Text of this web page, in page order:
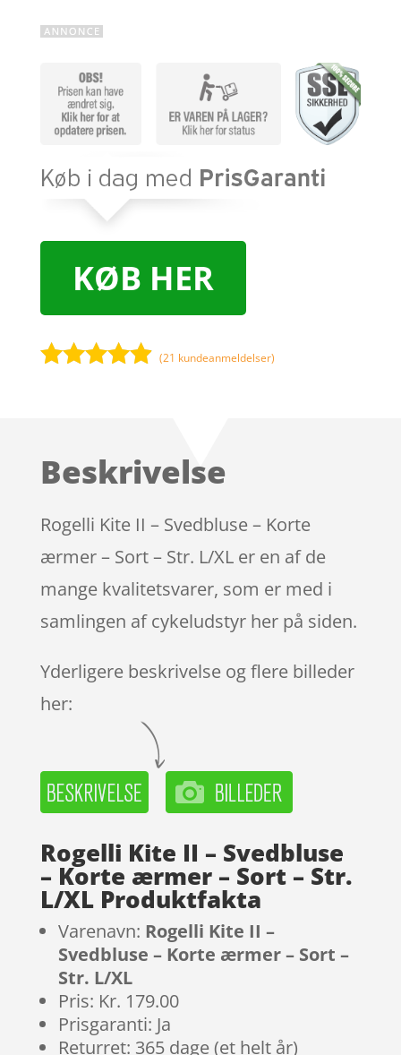
KØB HER
kundebedø
(21 kundeanmeldelser)
Beskrivelse
Rogelli Kite II – Svedbluse – Korte
ærmer – Sort – Str. L/XL er en af de
mange kvalitetsvarer, som er med i
samlingen af cykeludstyr her på siden.
Yderligere beskrivelse og flere billeder
her:
Rogelli Kite II – Svedbluse
– Korte ærmer – Sort – Str.
L/XL Produktfakta
Varenavn: Rogelli Kite II –
Svedbluse – Korte ærmer – Sort –
Str. L/XL
Pris: Kr. 179.00
Prisgaranti: Ja
Returret: 365 dage (et helt år)